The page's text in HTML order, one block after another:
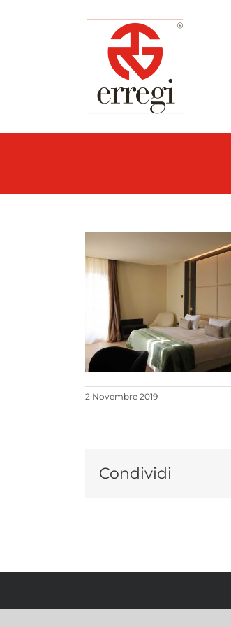
2 Novembre 2019
Condividi